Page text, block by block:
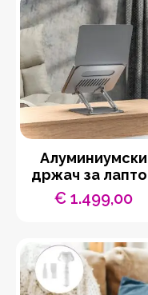
Aлуминиумски
држач за
€ 1.499,00